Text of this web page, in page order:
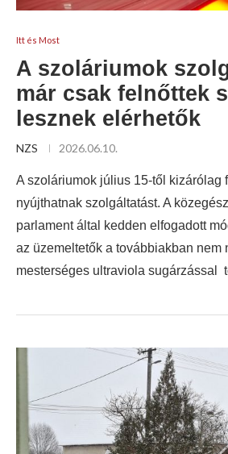
Itt és Most
A szoláriumok
már csak felnőttek
lesznek elérhetők
NZS 2026.06.10.
A szoláriumok július 15-től kizárólag
nyújthatnak szolgáltatást. A
parlament által kedden elfogadott
az üzemeltetők a továbbiakban nem
mesterséges ultraviola sugárzással